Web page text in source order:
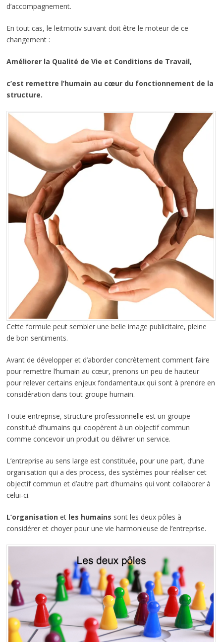
d’accompagnement.
En tout cas, le leitmotiv suivant doit être le moteur de ce
changement :
Améliorer la Qualité de Vie et Conditions de Travail,
c’est remettre l’humain au cœur du fonctionnement de la
structure.
Cette formule peut sembler une belle image publicitaire, pleine
de bon sentiments.
Avant de développer et d’aborder concrètement comment faire
pour remettre l’humain au cœur, prenons un peu de hauteur
pour relever certains enjeux fondamentaux qui sont à prendre en
considération dans tout groupe humain.
Toute entreprise, structure professionnelle est un groupe
constitué d’humains qui coopèrent à un objectif commun
comme concevoir un produit ou délivrer un service.
L’entreprise au sens large est constituée, pour une part, d’une
organisation qui a des process, des systèmes pour réaliser cet
objectif commun et d’autre part d’humains qui vont collaborer à
celui-ci.
L’organisationet les humains sont les deux pôles à
considérer et choyer pour une vie harmonieuse de l’entreprise.